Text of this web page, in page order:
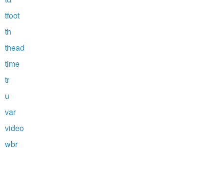
tfoot
th
thead
time
tr
u
var
video
wbr